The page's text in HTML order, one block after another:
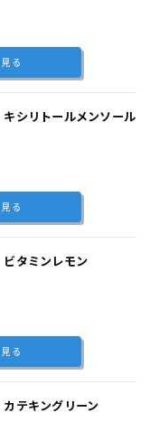
る
シリトールメンソール
る
タミンレモン
る
テキングリーン